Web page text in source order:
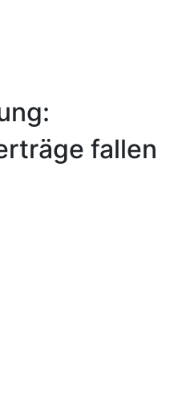
fallen